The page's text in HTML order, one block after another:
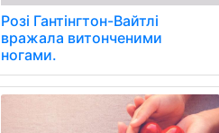
Розі Гантінгтон-Вайтлі
вражала витонченими
ногами.